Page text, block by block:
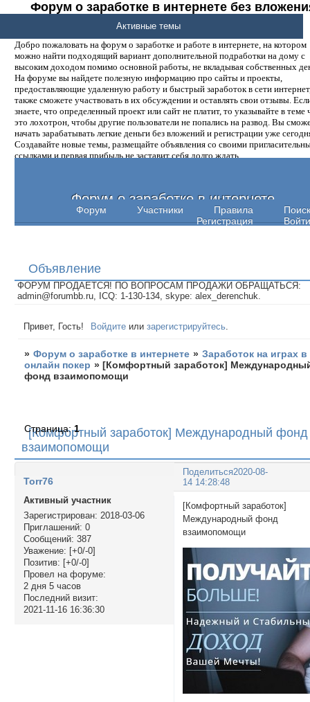
Форум о заработке в интернете без
денег.
Добро пожаловать на форум о заработке и работе в интернете, на котором
можно найти подходящий вариант дополнительной подработки на дому с
высоким доходом помимо основной работы, не вкладывая собственных
На форуме вы найдете полезную информацию про сайты и проекты,
предоставляющие удаленную работу и быстрый заработок в сети
также сможете участвовать в их обсуждении и оставлять свои отзывы.
знаете, что определенный проект или сайт не платит, то указывайте в теме
это лохотрон, чтобы другие пользователи не попались на развод. Вы
начать зарабатывать легкие деньги без вложений и регистрации уже
Создавайте новые темы, размещайте объявления со своими
ссылками и первая прибыль не заставит себя долго ждать.
Форум о заработке в интернете
Форум Участники Правила
Поиск
Регистрация
Войти
Активные темы
Объявление
ФОРУМ ПРОДАЕТСЯ! ПО ВОПРОСАМ ПРОДАЖИ ОБРАЩАТЬСЯ:
admin@forumbb.ru, ICQ: 1-130-134, skype: alex_derenchuk.
Привет, Гость! Войдите илизарегистрируйтесь
» Форум о заработке в интернете » Заработок на играх в
онлайн покер »[Комфортный заработок]
фонд взаимопомощи
[Комфортный заработок] Международный фонд
взаимопомощи
Страница:1
Поделиться2020-08-
14 14:28:48
Torr76
Активный участник
Зарегистрирован: 2018-03-06
Приглашений: 0
Сообщений: 387
Уважение: [+0/-0]
Позитив: [+0/-0]
Провел на форуме:
2 дня 5 часов
Последний визит:
2021-11-16 16:36:30
[Комфортный заработок]
Международный фонд
взаимопомощи